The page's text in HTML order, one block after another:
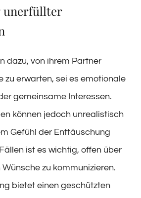
unerfüllter
dazu, von ihrem Partner
zu erwarten, sei es emotionale
gemeinsame Interessen.
können jedoch unrealistisch
Gefühl der Enttäuschung
ist es wichtig, offen über
zu kommunizieren.
bietet einen geschützten